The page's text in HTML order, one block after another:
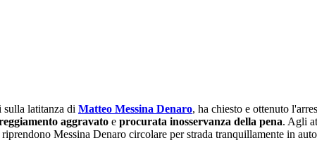
latitanza di Matteo Messina Denaro, ha chiesto e ottenuto
aggravato e procurata inosservanza della pena. Agli
Messina Denaro circolare per strada tranquillamente in